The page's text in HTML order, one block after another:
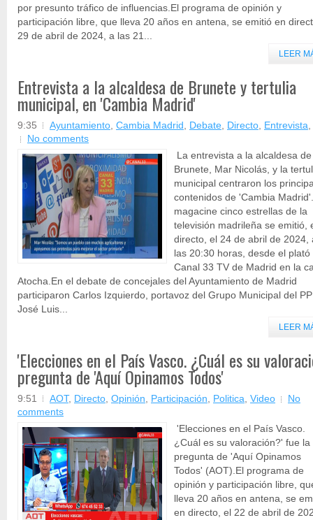
por presunto tráfico de influencias.El programa de opinión y
participación libre, que lleva 20 años en antena, se emitió en
29 de abril de 2024, a las 21...
LEER
Entrevista a la alcaldesa de Brunete y tertulia
municipal, en 'Cambia Madrid'
9:35 Ayuntamiento, Cambia Madrid , Debate, Directo, Entrevista,
No comments
La entrevista a la alcaldesa de
Brunete, Mar Nicolás, y la
municipal centraron los
contenidos de 'Cambia
magacine cinco estrellas de la
televisión madrileña se emitió,
directo, el 24 de abril de 2024,
las 20:30 horas, desde el plató
Canal 33 TV de Madrid en la
Atocha.En el debate de concejales del Ayuntamiento de Madrid
participaron Carlos Izquierdo, portavoz del Grupo Municipal del
José Luis...
LEER
'Elecciones en el País Vasco. ¿Cuál es su
pregunta de 'Aquí Opinamos Todos'
9:51 AOT, Directo, Opinión, Participación, Politica, Video
No
comments
'Elecciones en el País Vasco.
¿Cuál es su valoración?' fue la
pregunta de 'Aquí Opinamos
Todos' (AOT).El programa de
opinión y participación libre,
lleva 20 años en antena, se
en directo, el 22 de abril de